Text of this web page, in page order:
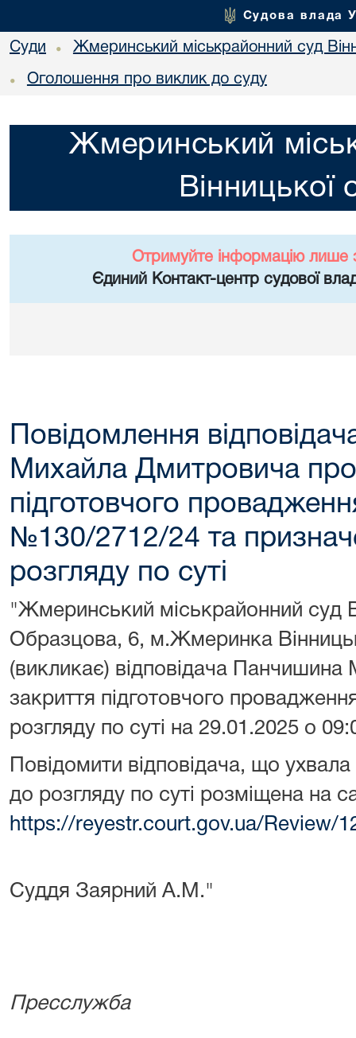
Судова влада
Суди • Жмеринський міськрайонний суд
• Оголошення про виклик до суду
Жмеринський
Вінницької
Отримуйте інформацію лише
Єдиний Контакт-центр судової
Повідомлення
Михайла Дмитровича
підготовчого
№130/2712/24 та
розгляду по суті
"Жмеринський міськрайонний суд
Образцова, 6, м.Жмеринка
(викликає) відповідача
закриття підготовчого
розгляду по суті на 29.01.2025 о
Повідомити відповідача, що
до розгляду по суті розміщена на
https://reyestr.court.gov.ua/Review/
Суддя Заярний А.М."
Пресслужба